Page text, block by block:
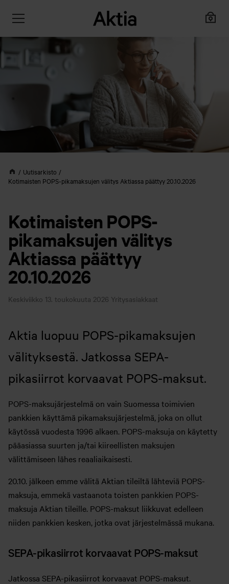
Uutisarkisto
Kotimaisten POPS-pikamaksujen välitys Aktiassa päättyy 20.10.2026
Kotimaisten POPS-
pikamaksujen välitys
Aktiassa päättyy
20.10.2026
Keskiviikko 13. toukokuuta 2026 Yritysasiakkaat
Aktia luopuu POPS-pikamaksujen
välityksestä. Jatkossa SEPA-
pikasiirrot korvaavat POPS-maksut.
POPS-maksujärjestelmä on vain Suomessa toimivien
pankkien käyttämä pikamaksujärjestelmä, joka on ollut
käytössä vuodesta 1996 alkaen. POPS-maksuja on käytetty
pääasiassa suurten ja/tai kiireellisten maksujen
välittämiseen lähes reaaliaikaisesti.
20.10. jälkeen emme välitä Aktian tileiltä lähteviä POPS-
maksuja, emmekä vastaanota toisten pankkien POPS-
maksuja Aktian tileille. POPS-maksut liikkuvat edelleen
niiden pankkien kesken, jotka ovat järjestelmässä mukana.
SEPA-pikasiirrot korvaavat POPS-maksut
Jatkossa SEPA-pikasiirrot korvaavat POPS-maksut.